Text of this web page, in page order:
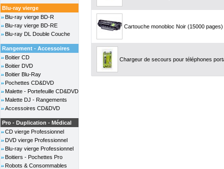
Blu-ray vierge
Blu-ray vierge BD-R
Blu-ray vierge BD-RE
Blu-ray DL Double Couche
Rangement - Accessoires
Boitier CD
Boitier DVD
Boitier Blu-Ray
Pochettes CD&DVD
Malette - Portefeuille CD&DVD
Malette DJ - Rangements
Accessoires CD&DVD
Pro - Duplication - Médical
CD vierge Professionnel
DVD vierge Professionnel
Blu-ray vierge Professionnel
Boitiers - Pochettes Pro
Robots & Consommables
Cartouche monobloc Noir (15000
Chargeur de secours pour téléphones